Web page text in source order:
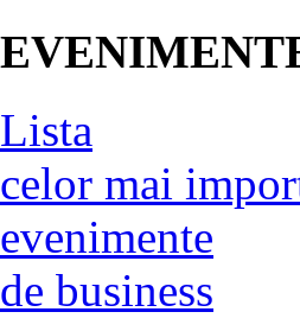
Lista
celor mai
evenimente
de business